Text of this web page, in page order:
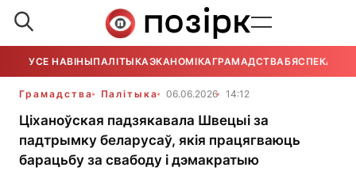
УСЕ НАВІНЫПАЛІТЫКАЭКАНОМІКАГРАМАДСТВАБЯСПЕКА
Грамадства Палітыка 06.06.2026 14:12
Ціханоўская падзякавала Швецыі за
падтрымку беларусаў, якія працягваюць
барацьбу за свабоду і дэмакратыю